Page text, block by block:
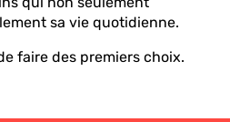
sa vie quotidienne.
faire des premiers choix.